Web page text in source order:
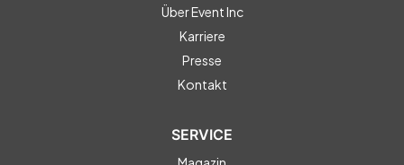
Über Event Inc
Karriere
Presse
Kontakt
SERVICE